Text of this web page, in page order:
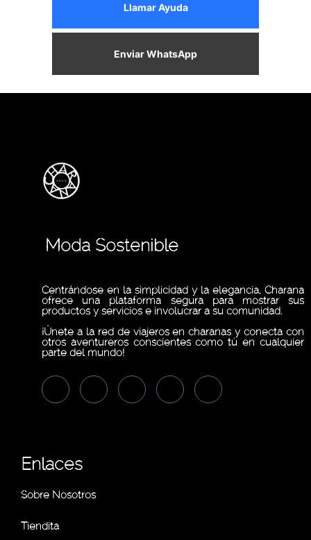
Llamar Ayuda
Enviar WhatsApp
Moda Sostenible
Centrándose en la simplicidad y la elegancia, Charana
ofrece una plataforma segura para mostrar sus
productos y servicios e involucrar a su comunidad.
¡Únete a la red de viajeros en charanas y conecta con
otros aventureros conscientes como tú en cualquier
parte del mundo!
Enlaces
Sobre Nosotros
Tiendita